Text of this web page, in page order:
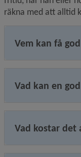
räkna med att alltid
Vem kan få
Vad kan en
Vad kostar det